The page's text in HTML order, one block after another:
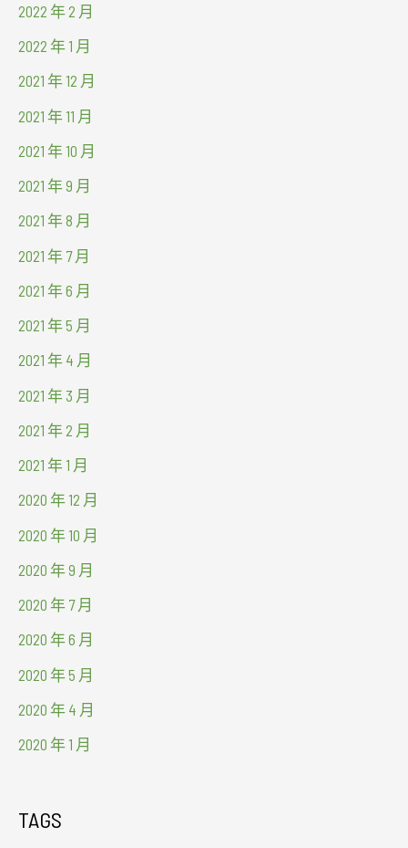
2022 年 2 月
2022 年 1 月
2021 年 12 月
2021 年 11 月
2021 年 10 月
2021 年 9 月
2021 年 8 月
2021 年 7 月
2021 年 6 月
2021 年 5 月
2021 年 4 月
2021 年 3 月
2021 年 2 月
2021 年 1 月
2020 年 12 月
2020 年 10 月
2020 年 9 月
2020 年 7 月
2020 年 6 月
2020 年 5 月
2020 年 4 月
2020 年 1 月
TAGS